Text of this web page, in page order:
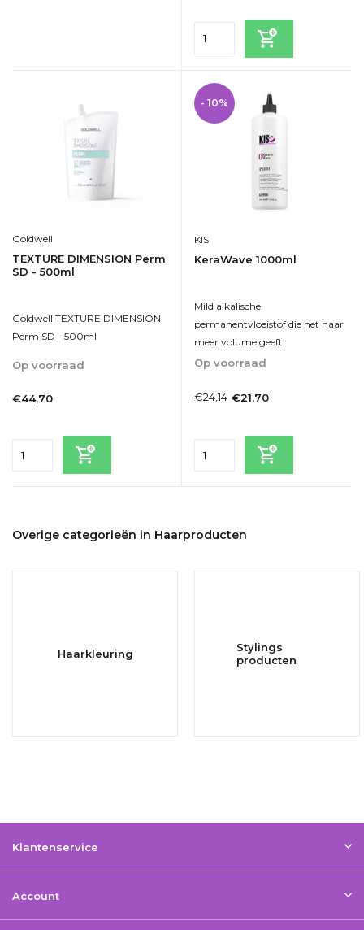
Goldwell
TEXTURE DIMENSION Perm
SD - 500ml
Goldwell TEXTURE DIMENSION
Perm SD - 500ml
Op voorraad
€44,70
- 10%
KIS
KeraWave 1000ml
Mild alkalische
permanentvloeistof die het haar
meer volume geeft.
Op voorraad
€24,14 €21,70
Overige categorieën in Haarproducten
Haarkleuring
Stylings
producten
Klantenservice
Account